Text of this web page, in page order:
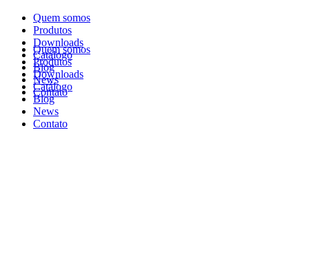
Quem somos
Produtos
Downloads
Catálogo
Blog
News
Contato
Quem somos
Produtos
Downloads
Catálogo
Blog
News
Contato